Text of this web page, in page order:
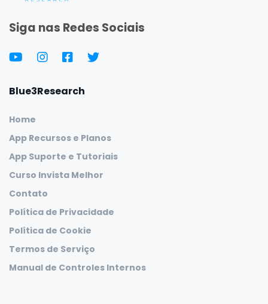
Siga nas Redes Sociais
Blue3Research
Home
App Recursos e Planos
App Suporte e Tutoriais
Curso Invista Melhor
Contato
Política de Privacidade
Política de Cookie
Termos de Serviço
Manual de Controles Internos